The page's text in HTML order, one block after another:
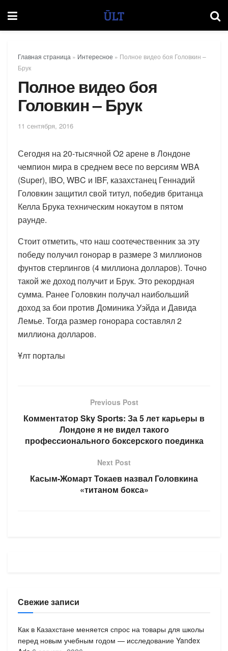
Главная страница » Интересное » Полное видео боя Головкин –
Брук
Полное видео боя
Головкин – Брук
11 сентября, 2016
Сегодня на 20-тысячной O2 арене в Лондоне
чемпион мира в среднем весе по версиям WBA
(Super), IBO, WBC и IBF, казахстанец Геннадий
Головкин защитил свой титул, победив британца
Келла Брука техническим нокаутом в пятом
раунде.
Стоит отметить, что наш соотечественник за эту
победу получил гонорар в размере 3 миллионов
фунтов стерлингов (4 миллиона долларов). Точно
такой же доход получит и Брук. Это рекордная
сумма. Ранее Головкин получал наибольший
доход за бои против Доминика Уэйда и Давида
Лемье. Тогда размер гонорара составлял 2
миллиона долларов.
Ұлт порталы
Previous Post
Комментатор Sky Sports: За 5 лет карьеры в
Лондоне я не видел такого
профессионального боксерского поединка
Next Post
Касым-Жомарт Токаев назвал Головкина
«титаном бокса»
Свежие записи
Как в Казахстане меняется спрос на товары для школы
перед новым учебным годом — исследование Yandex